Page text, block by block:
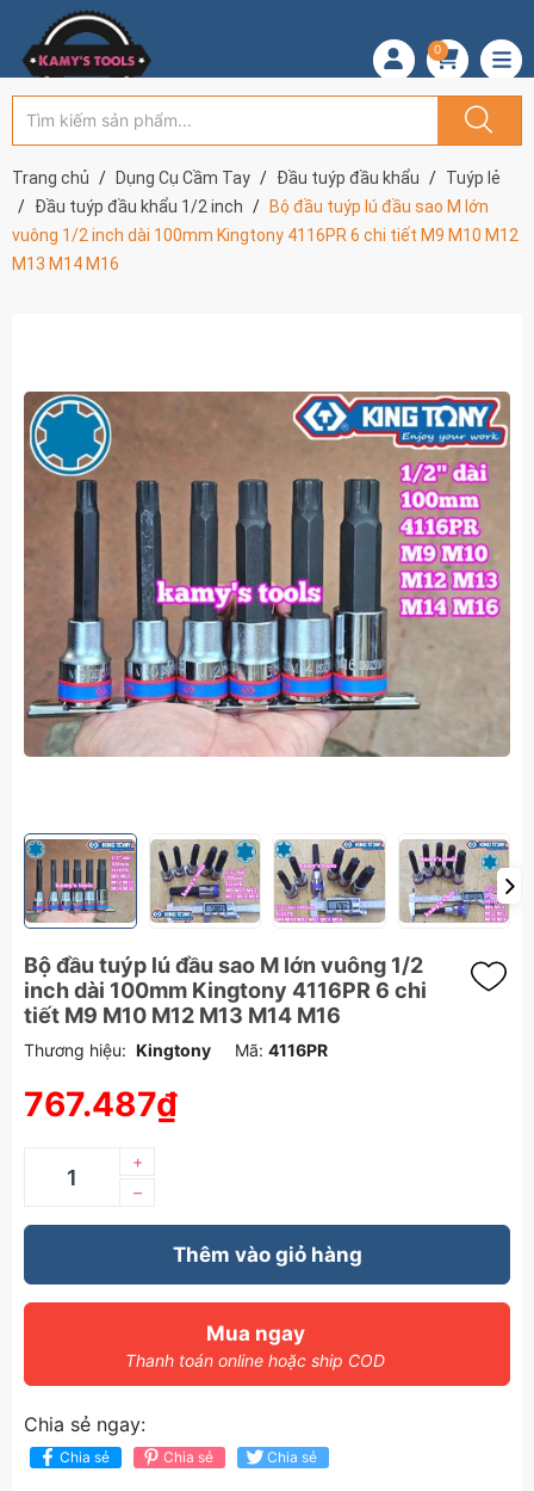
0
Trang chủ Dụng Cụ Cầm Tay Đầu tuýp đầu khẩu
Tuýp lẻ
Đầu tuýp đầu khẩu 1/2 inch
Bộ đầu tuýp lú đầu sao M lớn
vuông 1/2 inch dài 100mm Kingtony 4116PR 6 chi tiết M9 M10 M12
M13 M14 M16
Bộ đầu tuýp lú đầu sao M lớn vuông 1/2
inch dài 100mm Kingtony 4116PR 6 chi
tiết M9 M10 M12 M13 M14 M16
Thương hiệu: Kingtony Mã: 4116PR
767.487₫
–
+
Thêm vào giỏ hàng
Mua ngay
Thanh toán online hoặc ship COD
Chia sẻ ngay:
Chia sẻ Chia sẻ Chia sẻ